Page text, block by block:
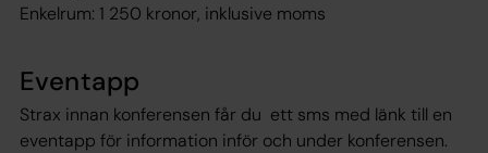
Enkelrum: 1 250 kronor, inklusive moms
Eventapp
Strax innan konferensen får du ett sms med länk till en
eventapp för information inför och under konferensen.